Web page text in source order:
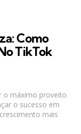
Como
TikTok
o máximo proveito
o sucesso em
mais